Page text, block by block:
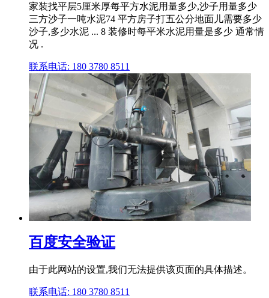
家装找平层5厘米厚每平方水泥用量多少,沙子用量多少
三方沙子一吨水泥74 平方房子打五公分地面儿需要多少
沙子,多少水泥 ... 8 装修时每平米水泥用量是多少 通常情
况 .
联系电话: 180 3780 8511
百度安全验证
由于此网站的设置,我们无法提供该页面的具体描述。
联系电话: 180 3780 8511